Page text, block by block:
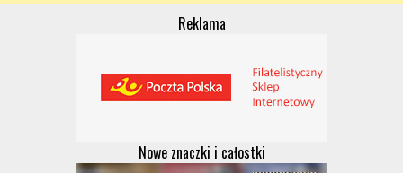
Reklama
Nowe znaczki i całostki